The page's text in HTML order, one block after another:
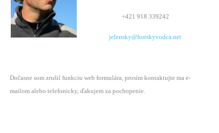
+421 918 339242
jelensky@horskyvodca.net
Dočasne som zrušil funkciu web formulára, prosím kontaktujte ma e-
mailom alebo telefonicky, ďakujem za pochopenie.